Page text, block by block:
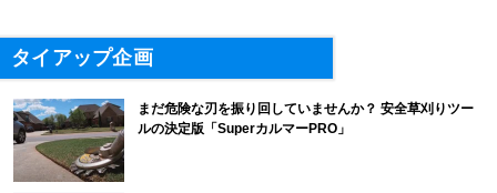
タイアップ企画
まだ危険な刃を振り回していませんか？ 安全草刈りツー
ルの決定版「SuperカルマーPRO」